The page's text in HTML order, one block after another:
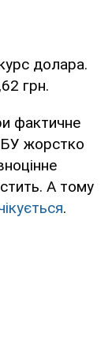
долара.
грн.
фактичне
жорстко
А тому
.